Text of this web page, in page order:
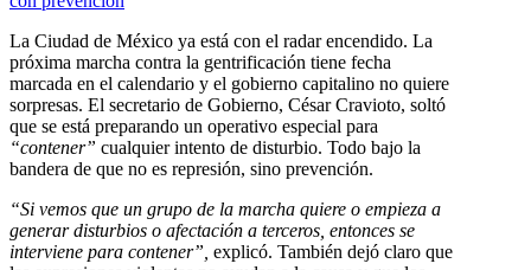
La Ciudad de México ya está con el radar encendido. La
próxima marcha contra la gentrificación tiene fecha
marcada en el calendario y el gobierno capitalino no quiere
sorpresas. El secretario de Gobierno, César Cravioto, soltó
que se está preparando un operativo especial para
“contener” cualquier intento de disturbio. Todo bajo la
bandera de que no es represión, sino prevención.
“Si vemos que un grupo de la marcha quiere o empieza a
generar disturbios o afectación a terceros, entonces se
interviene para contener”, explicó. También dejó claro que